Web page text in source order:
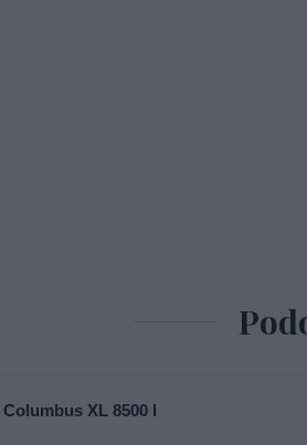
XL 8500 l